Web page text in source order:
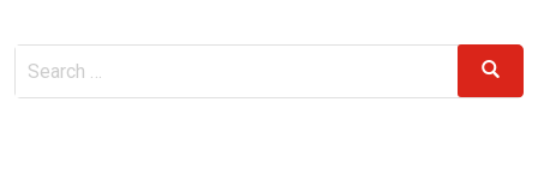
Search
Search